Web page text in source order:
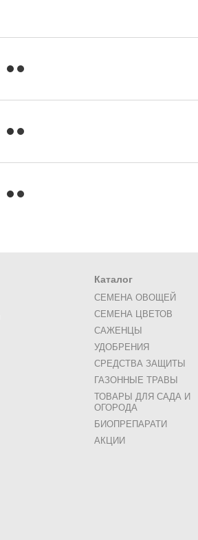
Каталог
СЕМЕНА ОВОЩЕЙ
СЕМЕНА ЦВЕТОВ
САЖЕНЦЫ
УДОБРЕНИЯ
СРЕДСТВА ЗАЩИТЫ
ГАЗОННЫЕ ТРАВЫ
ТОВАРЫ ДЛЯ САДА И
ОГОРОДА
БИОПРЕПАРАТИ
АКЦИИ